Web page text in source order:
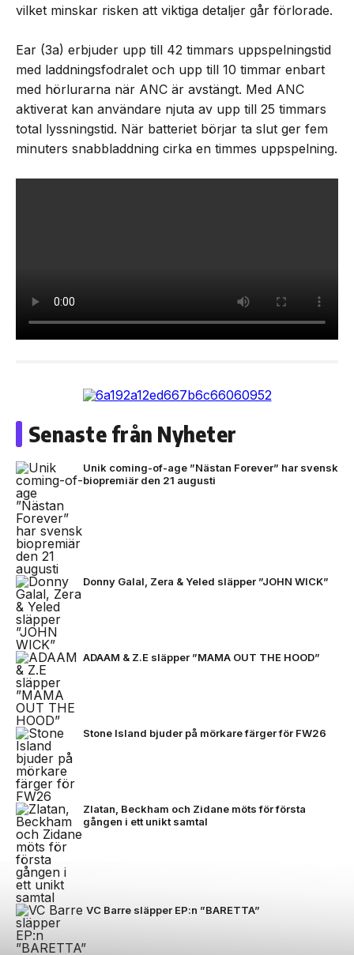
vilket minskar risken att viktiga detaljer går förlorade.
Ear (3a) erbjuder upp till 42 timmars uppspelningstid
med laddningsfodralet och upp till 10 timmar enbart
med hörlurarna när ANC är avstängt. Med ANC
aktiverat kan användare njuta av upp till 25 timmars
total lyssningstid. När batteriet börjar ta slut ger fem
minuters snabbladdning cirka en timmes uppspelning.
Senaste från Nyheter
Unik coming-of-age ”Nästan Forever” har svensk
biopremiär den 21 augusti
Donny Galal, Zera & Yeled släpper ”JOHN WICK”
ADAAM & Z.E släpper ”MAMA OUT THE HOOD”
Stone Island bjuder på mörkare färger för FW26
Zlatan, Beckham och Zidane möts för första
gången i ett unikt samtal
VC Barre släpper EP:n ”BARETTA”